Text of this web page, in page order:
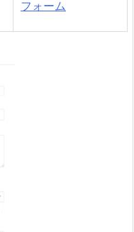
フォーム